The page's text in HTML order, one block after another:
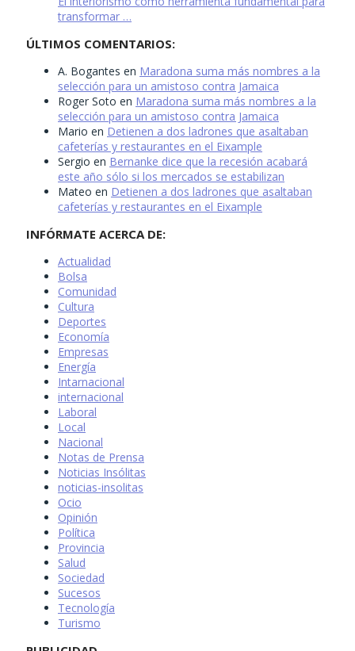
transformar …
ÚLTIMOS COMENTARIOS:
A. Bogantes en Maradona suma más nombres a la
selección para un amistoso contra Jamaica
Roger Soto en Maradona suma más nombres a la
selección para un amistoso contra Jamaica
Mario en Detienen a dos ladrones que asaltaban
cafeterías y restaurantes en el Eixample
Sergio en Bernanke dice que la recesión acabará
este año sólo si los mercados se estabilizan
Mateo en Detienen a dos ladrones que asaltaban
cafeterías y restaurantes en el Eixample
INFÓRMATE ACERCA DE:
Actualidad
Bolsa
Comunidad
Cultura
Deportes
Economía
Empresas
Energía
Intarnacional
internacional
Laboral
Local
Nacional
Notas de Prensa
Noticias Insólitas
noticias-insolitas
Ocio
Opinión
Política
Provincia
Salud
Sociedad
Sucesos
Tecnología
Turismo